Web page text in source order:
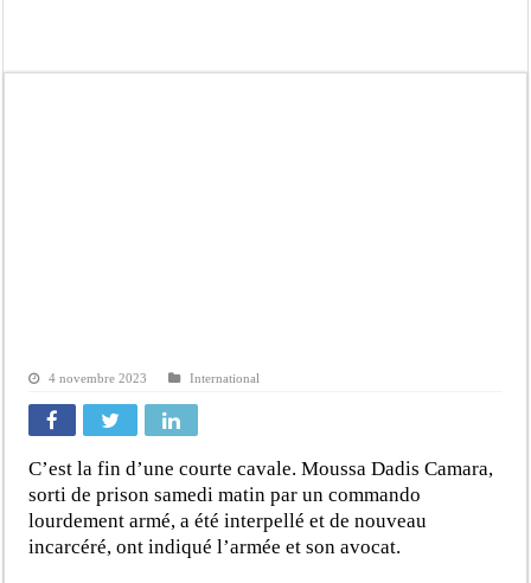
4 novembre 2023 International
C’est la fin d’une courte cavale. Moussa Dadis Camara,
sorti de prison samedi matin par un commando
lourdement armé, a été interpellé et de nouveau
incarcéré, ont indiqué l’armée et son avocat.